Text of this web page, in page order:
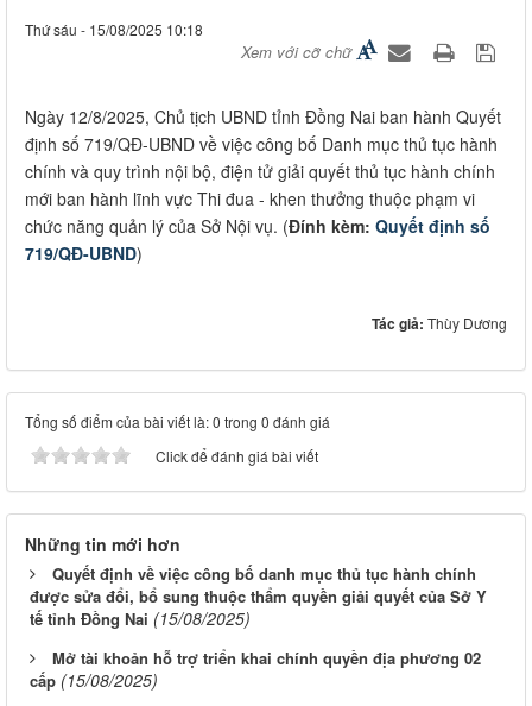
Thứ sáu - 15/08/2025 10:18
Xem với cỡ chữ
Ngày 12/8/2025, Chủ tịch UBND tỉnh Đồng Nai ban hành Quyết
định số 719/QĐ-UBND về việc công bố Danh mục thủ tục hành
chính và quy trình nội bộ, điện tử giải quyết thủ tục hành chính
mới ban hành lĩnh vực Thi đua - khen thưởng thuộc phạm vi
chức năng quản lý của Sở Nội vụ. (Đính kèm: Quyết định số
719/QĐ-UBND)
Tác giả: Thùy Dương
Tổng số điểm của bài viết là: 0 trong 0 đánh giá
Click để đánh giá bài viết
Những tin mới hơn
Quyết định về việc công bố danh mục thủ tục hành chính
được sửa đổi, bổ sung thuộc thẩm quyền giải quyết của Sở Y
tế tỉnh Đồng Nai (15/08/2025)
Mở tài khoản hỗ trợ triển khai chính quyền địa phương 02
cấp (15/08/2025)